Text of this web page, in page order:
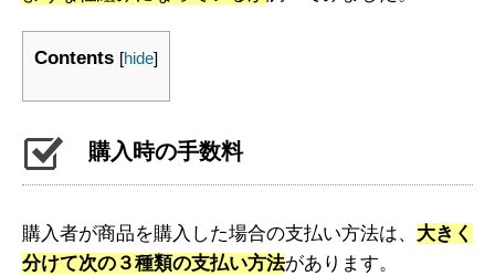
Contents [hide]
購入時の手数料
購入者が商品を購入した場合の支払い方法は、 大きく
分けて次の３種類の支払い方法があります。